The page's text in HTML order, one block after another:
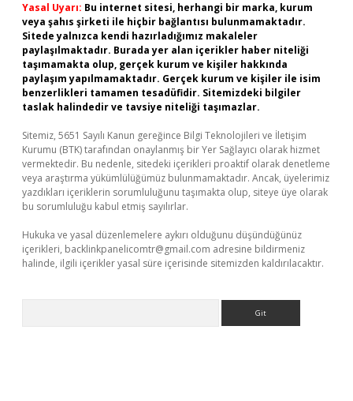
Yasal Uyarı: Bu internet sitesi, herhangi bir marka, kurum
veya şahıs şirketi ile hiçbir bağlantısı bulunmamaktadır.
Sitede yalnızca kendi hazırladığımız makaleler
paylaşılmaktadır. Burada yer alan içerikler haber niteliği
taşımamakta olup, gerçek kurum ve kişiler hakkında
paylaşım yapılmamaktadır. Gerçek kurum ve kişiler ile isim
benzerlikleri tamamen tesadüfidir. Sitemizdeki bilgiler
taslak halindedir ve tavsiye niteliği taşımazlar.
Sitemiz, 5651 Sayılı Kanun gereğince Bilgi Teknolojileri ve İletişim
Kurumu (BTK) tarafından onaylanmış bir Yer Sağlayıcı olarak hizmet
vermektedir. Bu nedenle, sitedeki içerikleri proaktif olarak denetleme
veya araştırma yükümlülüğümüz bulunmamaktadır. Ancak, üyelerimiz
yazdıkları içeriklerin sorumluluğunu taşımakta olup, siteye üye olarak
bu sorumluluğu kabul etmiş sayılırlar.
Hukuka ve yasal düzenlemelere aykırı olduğunu düşündüğünüz
içerikleri, backlinkpanelicomtr@gmail.com adresine bildirmeniz
halinde, ilgili içerikler yasal süre içerisinde sitemizden kaldırılacaktır.